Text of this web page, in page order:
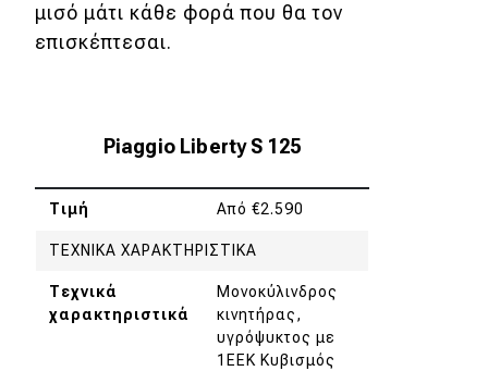
μισό μάτι κάθε φορά που θα τον
επισκέπτεσαι.
Piaggio Liberty S 125
Τιμή Από €2.590
ΤΕΧΝΙΚΑ ΧΑΡΑΚΤΗΡΙΣΤΙΚΑ
Τεχνικά
χαρακτηριστικά
Μονοκύλινδρος
κινητήρας,
υγρόψυκτος με
1ΕΕΚ Κυβισμός